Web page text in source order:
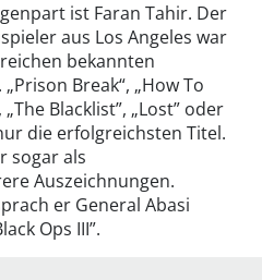
ist Faran Tahir. Der
aus Los Angeles war
bekannten
Break“, „How To
Blacklist”, „Lost” oder
die erfolgreichsten Titel.
sogar als
Auszeichnungen.
er General Abasi
Ops III”.